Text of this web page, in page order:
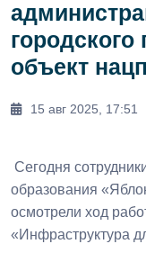
объект
15 авг 2025, 17:51
Сегодня
образования
осмотрели ход
«Инфраструктура